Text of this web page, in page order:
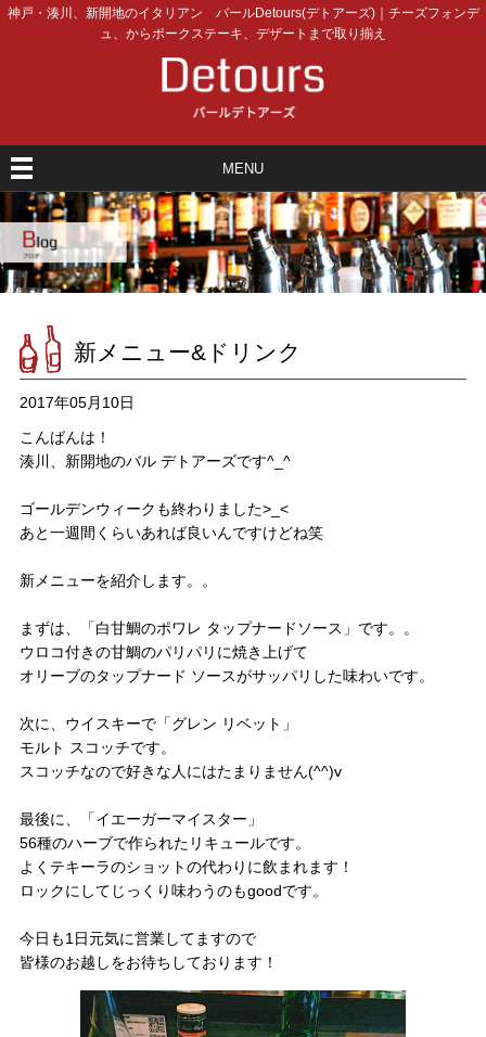
神戸・湊川、新開地のイタリアン バールDetours(デトアーズ)｜チーズフォンデ
ュ、からポークステーキ、デザートまで取り揃え
MENU
新メニュー&ドリンク
2017年05月10日
こんばんは！
湊川、新開地のバル デトアーズです^_^
ゴールデンウィークも終わりました>_<
あと一週間くらいあれば良いんですけどね笑
新メニューを紹介します。。
まずは、「白甘鯛のポワレ タップナードソース」です。。
ウロコ付きの甘鯛のパリパリに焼き上げて
オリーブのタップナード ソースがサッパリした味わいです。
次に、ウイスキーで「グレン リベット」
モルト スコッチです。
スコッチなので好きな人にはたまりません(^^)v
最後に、「イエーガーマイスター」
56種のハーブで作られたリキュールです。
よくテキーラのショットの代わりに飲まれます！
ロックにしてじっくり味わうのもgoodです。
今日も1日元気に営業してますので
皆様のお越しをお待ちしております！